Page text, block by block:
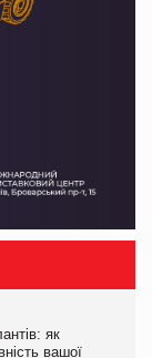
як
вашої